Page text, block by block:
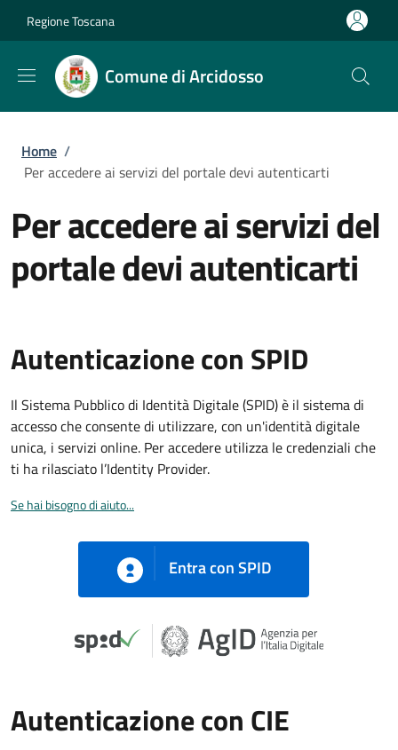
Regione Toscana
Comune di Arcidosso
Briciole di pane
Home /
Per accedere ai servizi del portale devi autenticarti
Per accedere ai servizi del
portale devi autenticarti
Autenticazione con SPID
Il Sistema Pubblico di Identità Digitale (SPID) è il sistema di
accesso che consente di utilizzare, con un'identità digitale
unica, i servizi online. Per accedere utilizza le credenziali che
ti ha rilasciato l’Identity Provider.
Se hai bisogno di aiuto...
Entra con SPID
Autenticazione con CIE